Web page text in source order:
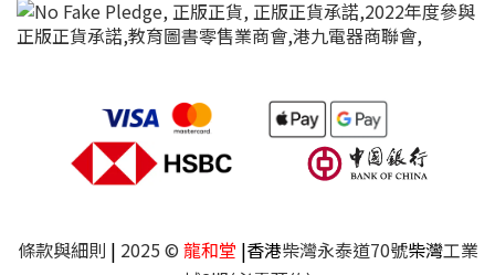
條款與細則 | 2025 © 龍和堂 |香港柴灣永泰道70號柴灣工業